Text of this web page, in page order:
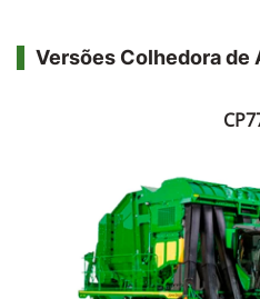
Versões Colhedora de